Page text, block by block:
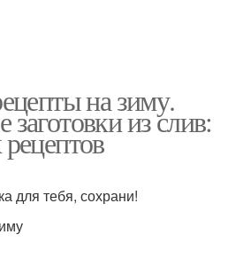
на зиму.
из слив:
для тебя, сохрани!